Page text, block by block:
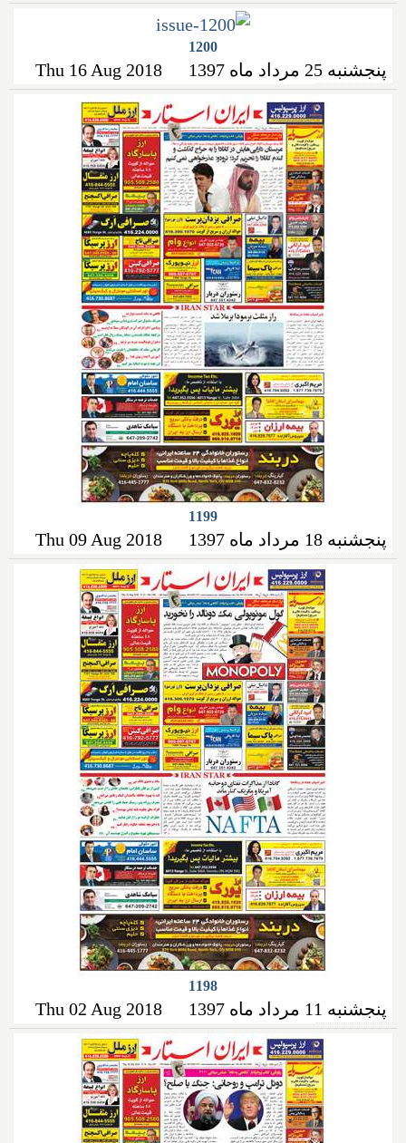
1200
پنجشنبه 25 مرداد ماه 1397 Thu 16 Aug 2018
1199
پنجشنبه 18 مرداد ماه 1397 Thu 09 Aug 2018
1198
پنجشنبه 11 مرداد ماه 1397 Thu 02 Aug 2018